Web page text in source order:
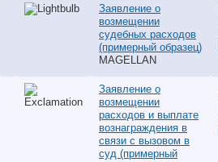
Заявление о
возмещении
судебных расходов
(примерный образец)
MAGELLAN
Заявление о
возмещении
расходов и выплате
вознаграждения в
связи с вызовом в
суд (примерный